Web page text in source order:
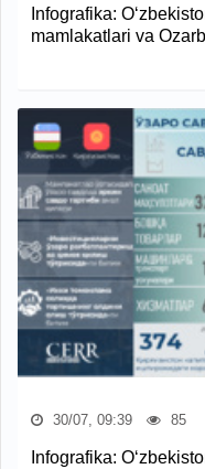
Infografika:
mamlakatlari va
30/07, 09:39 85
Infografika: